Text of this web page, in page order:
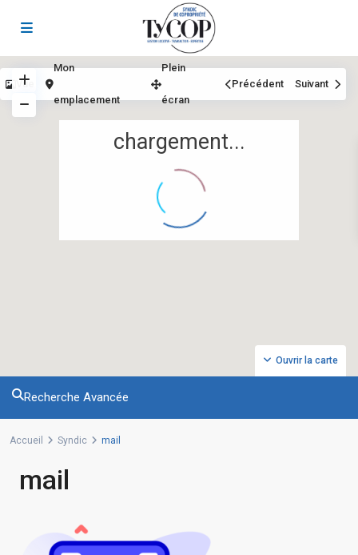
chargement...
Ouvrir la carte
Vue
Mon
emplacement
Plein
écran
Précédent Suivant
Recherche Avancée
Accueil Syndic mail
mail